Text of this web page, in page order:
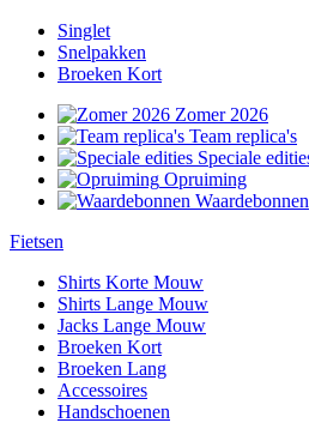
Singlet
Snelpakken
Broeken Kort
Zomer 2026
Team replica's
Speciale
Opruiming
Waardebonnen
Fietsen
Shirts Korte Mouw
Shirts Lange Mouw
Jacks Lange Mouw
Broeken Kort
Broeken Lang
Accessoires
Handschoenen